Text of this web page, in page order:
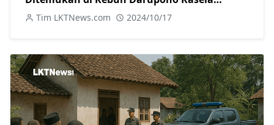
Ternyata Warga Brangsong
Tim LKTNews.com 2024/10/17